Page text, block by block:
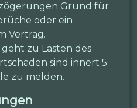
Grund für
oder ein
Vertrag.
zu Lasten des
sind innert 5
zu melden.